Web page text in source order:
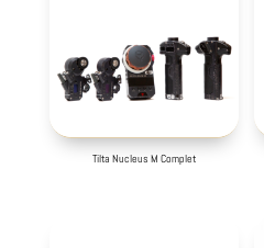
Tilta Nucleus M Complet